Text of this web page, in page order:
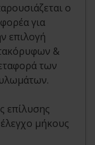
ο
για
επιλογή
&
των
επίλυσης
έλεγχο μήκους